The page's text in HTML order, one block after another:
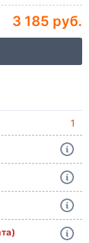
3 185 руб.
1